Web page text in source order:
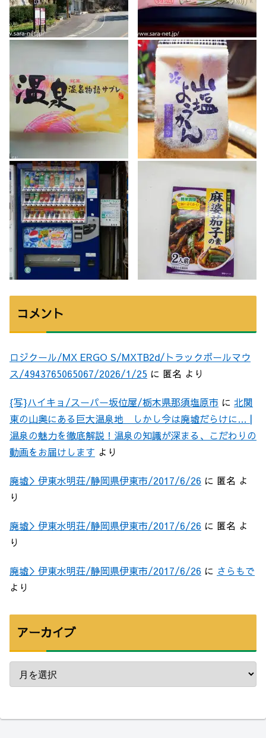
コメント
ロジクール/MX ERGO S/MXTB2d/トラックボールマウ
ス/4943765065067/2026/1/25 に 匿名 より
{写}ハイキョ/スーパー坂位屋/栃木県那須塩原市 に 北関
東の山奥にある巨大温泉地 しかし今は廃墟だらけに… |
温泉の魅力を徹底解説！温泉の知識が深まる、こだわりの
動画をお届けします より
廃墟＞伊東水明荘/静岡県伊東市/2017/6/26 に 匿名 よ
り
廃墟＞伊東水明荘/静岡県伊東市/2017/6/26 に 匿名 よ
り
廃墟＞伊東水明荘/静岡県伊東市/2017/6/26 に さらもで
より
アーカイブ